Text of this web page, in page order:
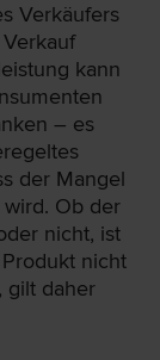
Verkäufers
kann
– es
der Mangel
Ob der
nicht, ist
nicht
gilt daher